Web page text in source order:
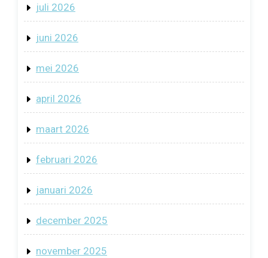
juli 2026
juni 2026
mei 2026
april 2026
maart 2026
februari 2026
januari 2026
december 2025
november 2025